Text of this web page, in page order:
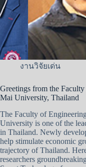
งานวิจัยเด่น
Greetings from the
Mai University, Thailand
The Faculty of
University is one of the
in Thailand. Newly
help stimulate economic
trajectory of Thailand.
researchers